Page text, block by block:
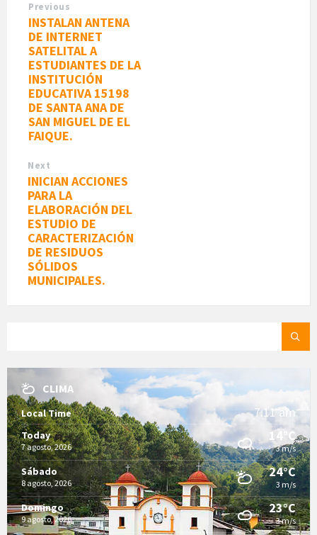
Previous
INSTALAN ANTENA
DE INTERNET
SATELITAL A
ESTUDIANTES DE LA
INSTITUCIÓN
EDUCATIVA 15198
DE SANTA ANA DE
SAN MIGUEL DE EL
FAIQUE.
Next
INICIAN ACCIONES
PARA LA
ELABORACIÓN DEL
ESTUDIO DE
CARACTERIZACIÓN
DE RESIDUOS
SÓLIDOS
MUNICIPALES.
CLIMA
Local Time 7:11 am
Today
7 agosto, 2026
14°C
3 m/s
Sábado
8 agosto, 2026
24°C
3 m/s
Domingo
9 agosto, 2026
23°C
3 m/s